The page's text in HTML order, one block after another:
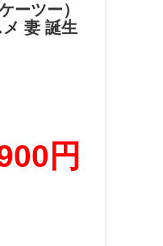
ーツー）
妻 誕生
円